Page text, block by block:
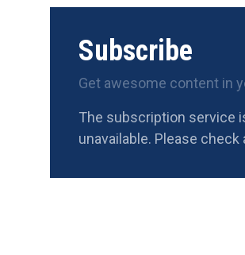
Subscribe
Get awesome content in
The subscription service
unavailable. Please check